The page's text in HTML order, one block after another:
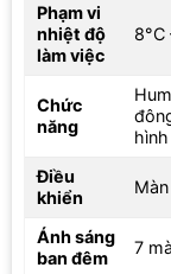
Phạm vi
nhiệt độ
làm việc
8°C
Chức
năng
Điều
khiển
Ánh sáng
ban đêm
7